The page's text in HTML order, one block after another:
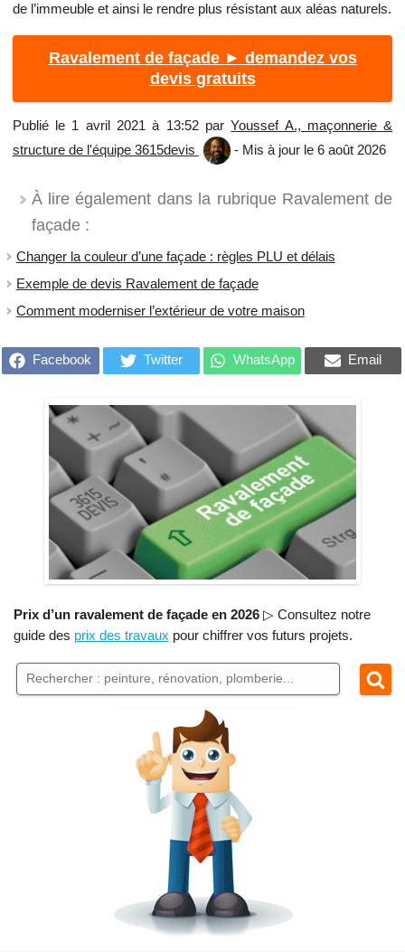
de l’immeuble et ainsi le rendre plus résistant aux aléas naturels.
Ravalement de façade ► demandez vos
devis gratuits
Publié le 1 avril 2021 à 13:52 parYoussef A., maçonnerie &
structure de l'équipe 3615devis
- Mis à jour le 6 août 2026
À lire également dans la rubrique Ravalement de
façade :
Changer la couleur d’une façade : règles PLU et délais
Exemple de devis Ravalement de façade
Comment moderniser l’extérieur de votre maison
Facebook Twitter WhatsApp Email
Prix d’un ravalement de façade en 2026▷ Consultez notre
guide des prix des travaux pour chiffrer vos futurs projets.